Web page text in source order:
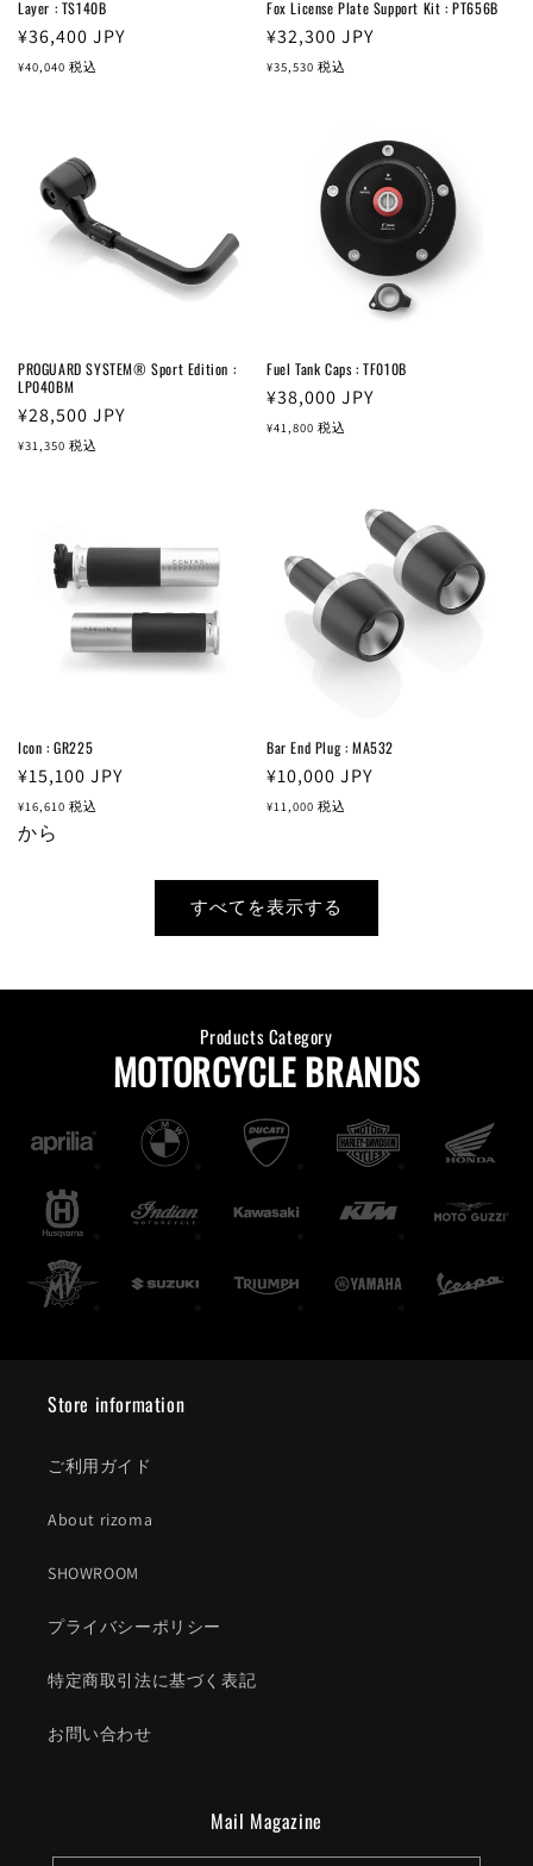
Layer : TS140B
通
常
¥36,400 JPY
¥40,040 税込
Fox License Plate Support Kit : PT656B
通
常
¥32,300 JPY
¥35,530 税込
PROGUARD SYSTEM® Sport Edition :
LP040BM
通
常
¥28,500 JPY
¥31,350 税込
Fuel Tank Caps : TF010B
通
常
¥38,000 JPY
¥41,800 税込
Icon : GR225
通
常
価
¥15,100 JPY
¥16,610 税込
から
Bar End Plug : MA532
通
常
¥10,000 JPY
¥11,000 税込
すべてを表示する
Products Category
MOTORCYCLE BRANDS
Store information
ご利用ガイド
About rizoma
SHOWROOM
プライバシーポリシー
特定商取引法に基づく表記
お問い合わせ
Mail Magazine